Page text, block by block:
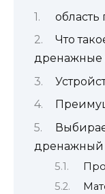
Что
дренажные
дренажный